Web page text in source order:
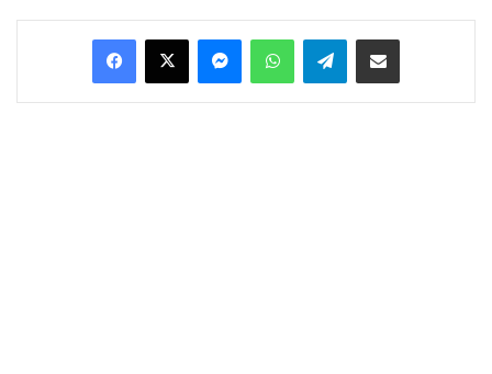
Facebook
X MessengerWhatsAppTelegramCondividi via Email